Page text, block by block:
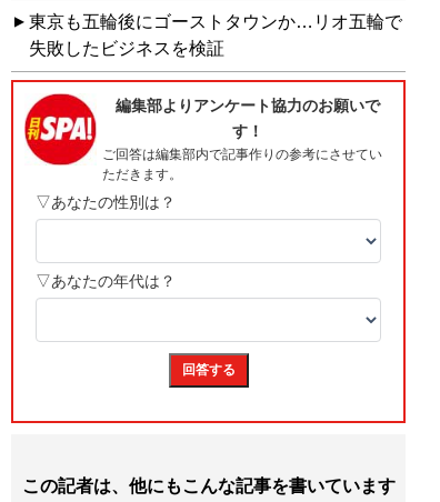
東京も五輪後にゴーストタウンか…リオ五輪で
失敗したビジネスを検証
この記者は、他にもこんな記事を書いています